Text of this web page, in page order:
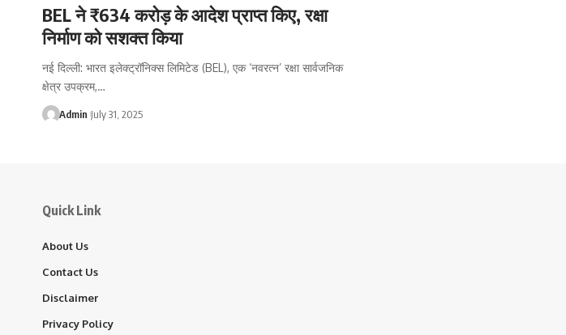
BEL ने ₹634 करोड़ के आदेश प्राप्त किए, रक्षा
निर्माण को सशक्त किया
नई दिल्ली: भारत इलेक्ट्रॉनिक्स लिमिटेड (BEL), एक ‘नवरत्न’ रक्षा सार्वजनिक
क्षेत्र उपक्रम,…
Admin July 31, 2025
Quick Link
About Us
Contact Us
Disclaimer
Privacy Policy